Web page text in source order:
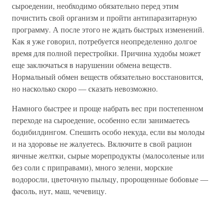
сыроедении, необходимо обязательно перед этим
почистить свой организм и пройти антипаразитарную
программу. А после этого не ждать быстрых изменений.
Как я уже говорил, потребуется неопределенно долгое
время для полной перестройки. Причина худобы может
еще заключаться в нарушении обмена веществ.
Нормальный обмен веществ обязательно восстановится,
но насколько скоро — сказать невозможно.
Намного быстрее и проще набрать вес при постепенном
переходе на сыроедение, особенно если занимаетесь
бодибилдингом. Спешить особо некуда, если вы молоды
и на здоровье не жалуетесь. Включите в свой рацион
яичные желтки, сырые морепродукты (малосоленые или
без соли с приправами), много зелени, морские
водоросли, цветочную пыльцу, пророщенные бобовые —
фасоль, нут, маш, чечевицу.